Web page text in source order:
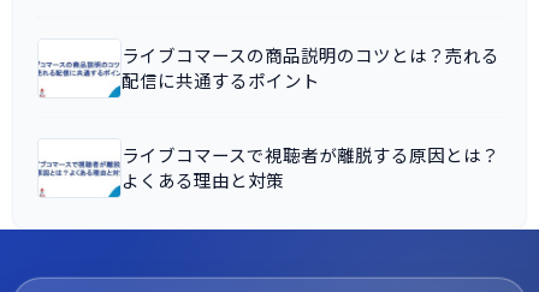
ライブコマースの商品説明のコツとは？売れる
配信に共通するポイント
ライブコマースで視聴者が離脱する原因とは？
よくある理由と対策